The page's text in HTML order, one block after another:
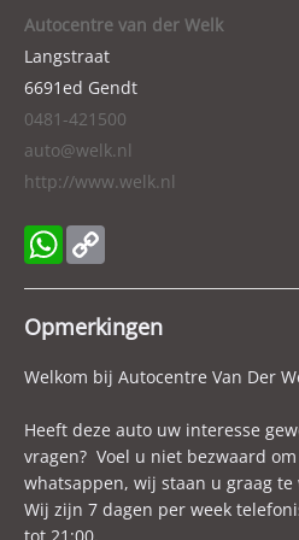
Lengte
Breedte
Wielbasis
Cilinderinhoud
Aantal cilinders
Kleur
Motorrijtuigenbelasting
Gewicht (leeg)
Modeldatum tot
Aandrijving
Max. trekgewicht
1.250
Max. trekgewicht ongeremd
600
Gecombineerd verbruik
Autocentre van der Welk
Langstraat
6691ed Gendt
0481-421500
auto@welk.nl
http://www.welk.nl
WhatsApp
Link
Opmerkingen
Welkom bij Autocentre Van Der
Heeft deze auto uw interesse
vragen? Voel u niet bezwaard
whatsappen, wij staan u graag te
Wij zijn 7 dagen per week